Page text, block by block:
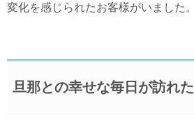
変化を感じられたお客様がいました。
旦那との幸せな毎日が訪れた